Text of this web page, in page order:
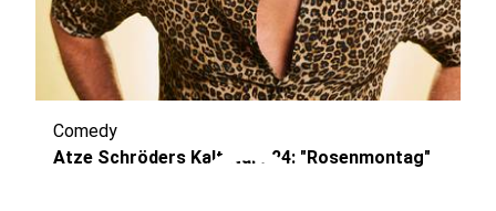
Comedy
Atze Schröders Kaltstart 24: "Rosenmontag"